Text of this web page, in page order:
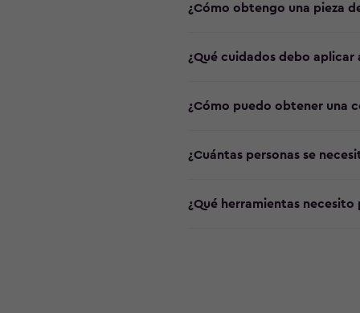
¿Cómo obtengo una pieza
¿Qué cuidados debo aplicar
¿Cómo puedo obtener una
¿Cuántas personas se
¿Qué herramientas